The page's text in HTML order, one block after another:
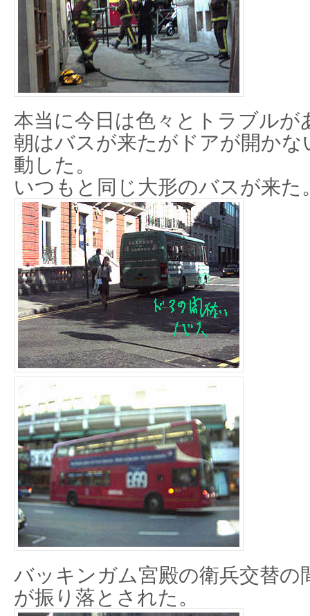
本当に今日は色々とトラブルが
朝はバスが来たがドアが開か
動した。
いつもと同じ大形のバスが来た
バッキンガム宮殿の衛兵交替の
が振り落とされた。